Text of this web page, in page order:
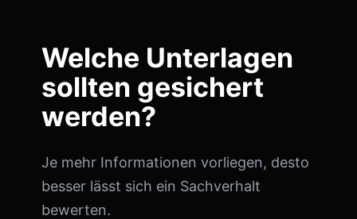
Welche Unterlagen
sollten gesichert
werden?
Je mehr Informationen vorliegen, desto
besser lässt sich ein Sachverhalt
bewerten.